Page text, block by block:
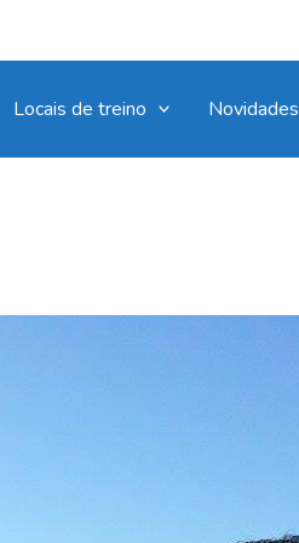
Locais de treino Novidades